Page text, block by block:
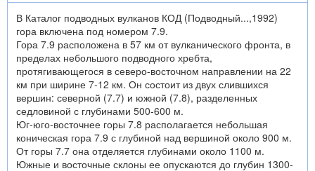
В Каталог подводных вулканов КОД (Подводный...,1992)
гора включена под номером 7.9.
Гора 7.9 расположена в 57 км от вулканического фронта, в
пределах небольшого подводного хребта,
протягивающегося в северо-восточном направлении на 22
км при ширине 7-12 км. Он состоит из двух слившихся
вершин: северной (7.7) и южной (7.8), разделенных
седловиной с глубинами 500-600 м.
Юг-юго-восточнее горы 7.8 располагается небольшая
коническая гора 7.9 с глубиной над вершиной около 900 м.
От горы 7.7 она отделяется глубинами около 1100 м.
Южные и восточные склоны ее опускаются до глубин 1300-